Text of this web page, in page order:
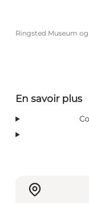
Ringsted Museum
En savoir plus